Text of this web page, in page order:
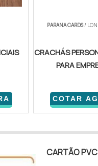
PARANA CARDS/
CRACHÁS
PARA
COTAR
CARTÃO